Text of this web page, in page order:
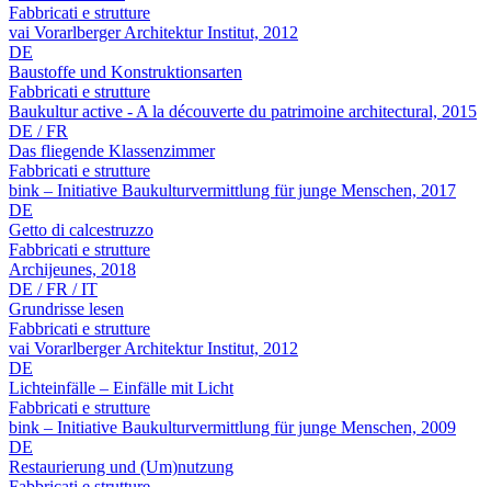
Fabbricati e strutture
vai Vorarlberger Architektur Institut, 2012
DE
Baustoffe und Konstruktionsarten
Fabbricati e strutture
Baukultur active - A la découverte du patrimoine architectural, 2015
DE / FR
Das fliegende Klassenzimmer
Fabbricati e strutture
bink – Initiative Baukulturvermittlung für junge Menschen, 2017
DE
Getto di calcestruzzo
Fabbricati e strutture
Archijeunes, 2018
DE / FR / IT
Grundrisse lesen
Fabbricati e strutture
vai Vorarlberger Architektur Institut, 2012
DE
Lichteinfälle – Einfälle mit Licht
Fabbricati e strutture
bink – Initiative Baukulturvermittlung für junge Menschen, 2009
DE
Restaurierung und (Um)nutzung